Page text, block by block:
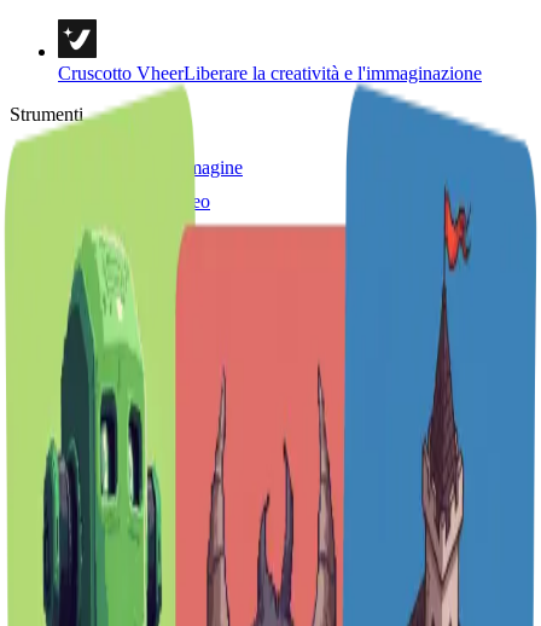
Cruscotto VheerLiberare la creatività e l'immaginazione
Strumenti
Da testo a immagine
Da testo a video
Da immagine a immagine
Più immagini in un'immagine
Da immagine a video
Immagine a Prompt
Da immagine a testo
Rimozione dello sfondo
Ritratto e stili
Modelli di immagine
Strumenti di immagine
Compressori di file
Strumenti per le emoji